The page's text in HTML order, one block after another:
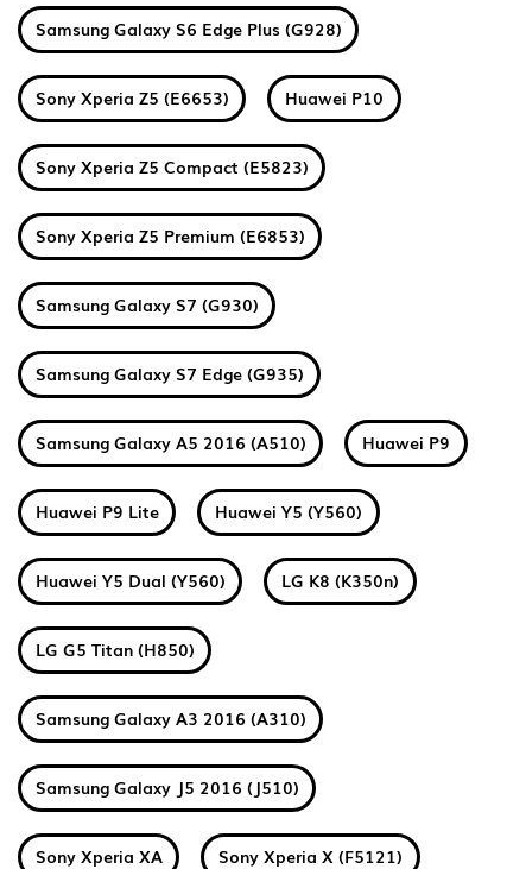
Samsung Galaxy S6 Edge Plus (G928)
Sony Xperia Z5 (E6653) Huawei P10
Sony Xperia Z5 Compact (E5823)
Sony Xperia Z5 Premium (E6853)
Samsung Galaxy S7 (G930)
Samsung Galaxy S7 Edge (G935)
Samsung Galaxy A5 2016 (A510) Huawei P9
Huawei P9 Lite Huawei Y5 (Y560)
Huawei Y5 Dual (Y560) LG K8 (K350n)
LG G5 Titan (H850)
Samsung Galaxy A3 2016 (A310)
Samsung Galaxy J5 2016 (J510)
Sony Xperia XA Sony Xperia X (F5121)